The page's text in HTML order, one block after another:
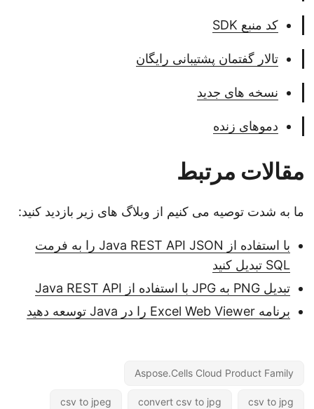
کد منبع SDK
تالار گفتمان پشتیبانی رایگان
نسخه های جدید
دموهای زنده
مقالات مرتبط
ما به شدت توصیه می کنیم از وبلاگ های زیر بازدید کنید:
با استفاده از Java REST API JSON را به فرمت
SQL تبدیل کنید
تبدیل PNG به JPG با استفاده از Java REST API
برنامه Excel Web Viewer را در Java توسعه دهید
Aspose.Cells Cloud Product Family
csv to jpg
convert csv to jpg
csv to jpeg